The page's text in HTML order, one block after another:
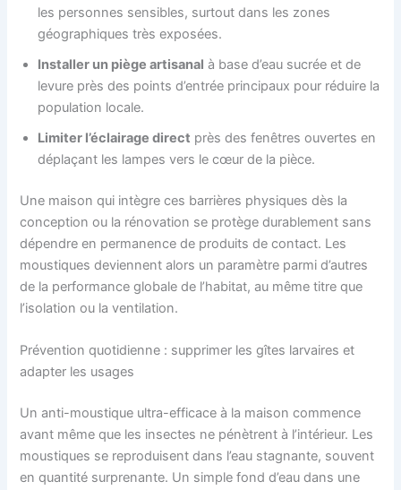
les personnes sensibles, surtout dans les zones
géographiques très exposées.
Installer un piège artisanal à base d’eau sucrée et de
levure près des points d’entrée principaux pour réduire la
population locale.
Limiter l’éclairage direct près des fenêtres ouvertes en
déplaçant les lampes vers le cœur de la pièce.
Une maison qui intègre ces barrières physiques dès la
conception ou la rénovation se protège durablement sans
dépendre en permanence de produits de contact. Les
moustiques deviennent alors un paramètre parmi d’autres
de la performance globale de l’habitat, au même titre que
l’isolation ou la ventilation.
Prévention quotidienne : supprimer les gîtes larvaires et
adapter les usages
Un anti-moustique ultra-efficace à la maison commence
avant même que les insectes ne pénètrent à l’intérieur. Les
moustiques se reproduisent dans l’eau stagnante, souvent
en quantité surprenante. Un simple fond d’eau dans une